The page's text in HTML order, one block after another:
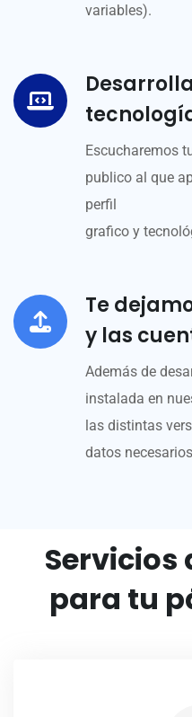
variables).
Escucharemos
publico al que
perfil
grafico y
Te
y las
Además de
instalada en
las distintas
datos
Servicios
para tu